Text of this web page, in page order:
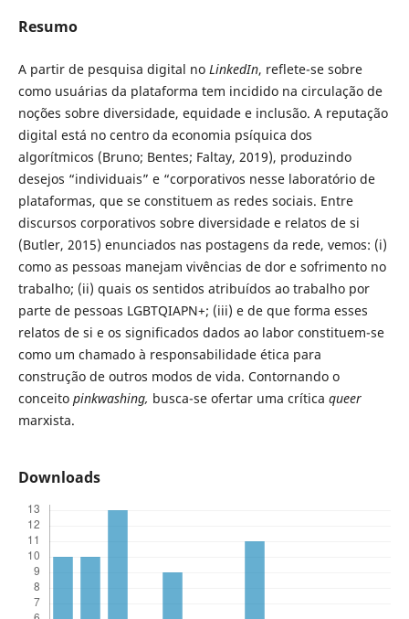
Resumo
A partir de pesquisa digital no LinkedIn, reflete-se sobre
como usuárias da plataforma tem incidido na circulação de
noções sobre diversidade, equidade e inclusão. A reputação
digital está no centro da economia psíquica dos
algorítmicos (Bruno; Bentes; Faltay, 2019), produzindo
desejos “individuais” e “corporativos nesse laboratório de
plataformas, que se constituem as redes sociais. Entre
discursos corporativos sobre diversidade e relatos de si
(Butler, 2015) enunciados nas postagens da rede, vemos: (i)
como as pessoas manejam vivências de dor e sofrimento no
trabalho; (ii) quais os sentidos atribuídos ao trabalho por
parte de pessoas LGBTQIAPN+; (iii) e de que forma esses
relatos de si e os significados dados ao labor constituem-se
como um chamado à responsabilidade ética para
construção de outros modos de vida. Contornando o
conceito pinkwashing, busca-se ofertar uma crítica queer
marxista.
Downloads